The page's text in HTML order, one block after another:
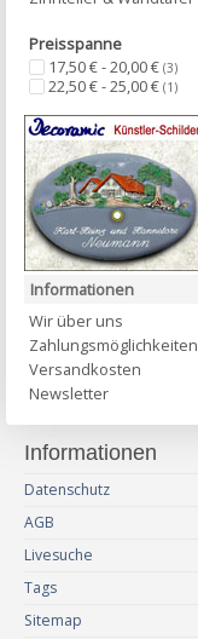
Preisspanne
17,50 € - 20,00 € (3)
22,50 € - 25,00 € (1)
Informationen
Wir über uns
Zahlungsmöglichkeiten
Versandkosten
Newsletter
Informationen
Datenschutz
AGB
Livesuche
Tags
Sitemap